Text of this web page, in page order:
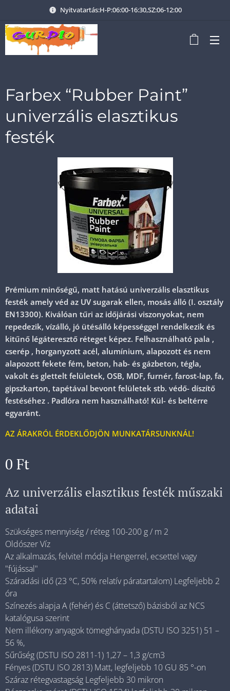
Nyitvatartás:H-P:06:00-16:30,SZ:06-12:00
Farbex “Rubber Paint”
univerzális elasztikus
festék
Prémium minőségű, matt hatású univerzális elasztikus
festék amely véd az UV sugarak ellen, mosás álló (I. osztály
EN13300). Kiválóan tűri az időjárási viszonyokat, nem
repedezik, vízálló, jó ütésálló képességgel rendelkezik és
kitűnő légáteresztő réteget képez. Felhasználható pala ,
cserép , horganyzott acél, alumínium, alapozott és nem
alapozott fekete fém, beton, hab- és gázbeton, tégla,
vakolt és glettelt felületek, OSB, MDF, furnér, farost-lap, fa,
gipszkarton, tapétával bevont felületek stb. védő- díszítő
festéséhez . Padlóra nem használható! Kül- és beltérre
egyaránt.
AZ ÁRAKRÓL ÉRDEKLŐDJÖN MUNKATÁRSUNKNÁL!
0 Ft
Az univerzális elasztikus festék műszaki
adatai
Szükséges mennyiség / réteg 100-200 g / m 2
Oldószer Víz
Az alkalmazás, felvitel módja Hengerrel, ecsettel vagy
"fújással"
Száradási idő (23 °C, 50% relatív páratartalom) Legfeljebb 2
óra
Színezés alapja A (fehér) és C (áttetsző) bázisból az NCS
katalógusa szerint
Nem illékony anyagok tömeghányada (DSTU ISO 3251) 51 –
56 %,
Sűrűség (DSTU ISO 2811-1) 1,27 – 1,3 g/cm3
Fényes (DSTU ISO 2813) Matt, legfeljebb 10 GU 85 °-on
Száraz rétegvastagság Legfeljebb 30 mikron